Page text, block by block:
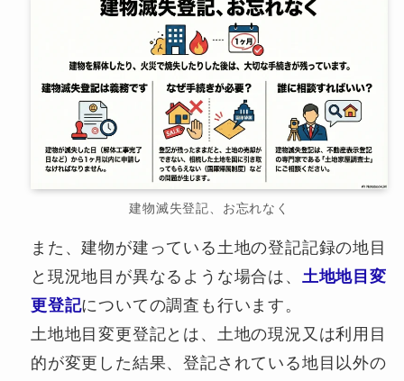
建物滅失登記、お忘れなく
また、建物が建っている土地の登記記録の地目
と現況地目が異なるような場合は、 土地地目変
更登記についての調査も行います。
土地地目変更登記とは、土地の現況又は利用目
的が変更した結果、登記されている地目以外の